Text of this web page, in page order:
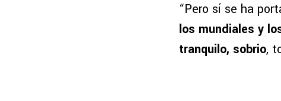
“Pero sí se ha
los mundiales y
tranquilo, sobrio,